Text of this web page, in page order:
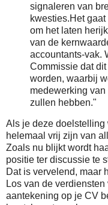
signaleren van
kwesties.Het
om het laten
van de
accountants-vak.
Commissie dat
worden, waarbij
medewerking
zullen hebben."
Als je deze doelstelling
helemaal vrij zijn van
Zoals nu blijkt wordt
positie ter discussie te
Dat is vervelend, maar
Los van de
aantekening op je CV